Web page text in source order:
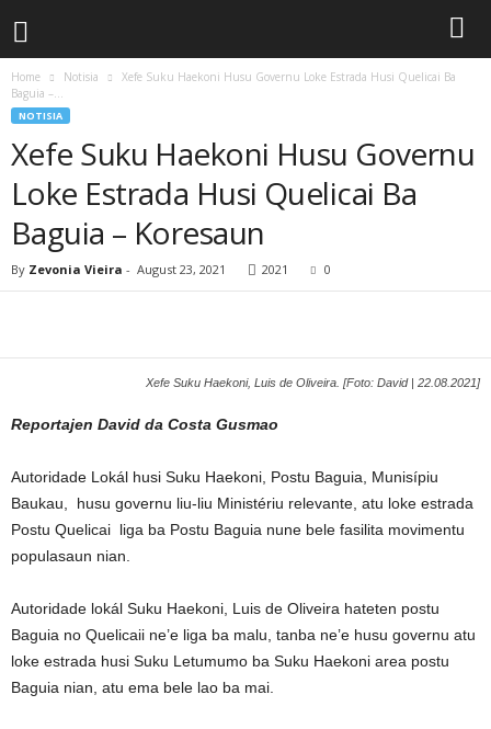
Home Notisia
Xefe Suku Haekoni Husu Governu Loke Estrada Husi Quelicai Ba
Baguia –...
NOTISIA
Xefe Suku Haekoni Husu Governu
Loke Estrada Husi Quelicai Ba
Baguia – Koresaun
By Zevonia Vieira - August 23, 2021 2021 0
Xefe Suku Haekoni, Luis de Oliveira. [Foto: David | 22.08.2021]
Reportajen David da Costa Gusmao
Autoridade Lokál husi Suku Haekoni, Postu Baguia, Munisípiu
Baukau, husu governu liu-liu Ministériu relevante, atu loke estrada
Postu Quelicai liga ba Postu Baguia nune bele fasilita movimentu
populasaun nian.
Autoridade lokál Suku Haekoni, Luis de Oliveira hateten postu
Baguia no Quelicaii ne’e liga ba malu, tanba ne’e husu governu atu
loke estrada husi Suku Letumumo ba Suku Haekoni area postu
Baguia nian, atu ema bele lao ba mai.